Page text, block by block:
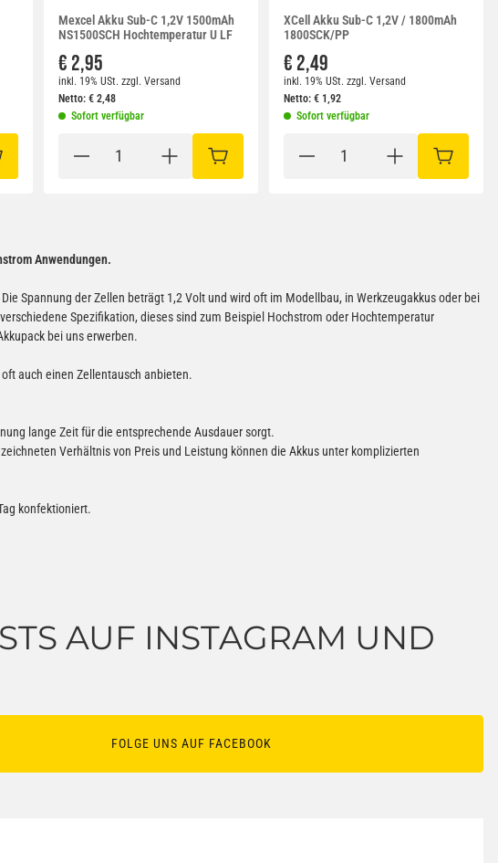
DEN WARENKORB
Mexcel Akku Sub-C 1,2V 1500mAh
NS1500SCH Hochtemperatur U LF
€ 2,95
inkl. 19% USt. zzgl. Versand
Netto: € 2,48
Sofort verfügbar
IN DEN WARENKORB
XCell Akku Sub-C 1,2V / 1800mAh
1800SCK/PP
€ 2,49
inkl. 19% USt. zzgl. Versand
Netto: € 1,92
Sofort verfügbar
IN DEN
Anwendungen.
Spannung der Zellen beträgt 1,2 Volt und wird oft im Modellbau, in Werkzeugakkus oder bei
Spezifikation, dieses sind zum Beispiel Hochstrom oder Hochtemperatur
bei uns erwerben.
auch einen Zellentausch anbieten.
lange Zeit für die entsprechende Ausdauer sorgt.
Verhältnis von Preis und Leistung können die Akkus unter komplizierten
konfektioniert.
AUF INSTAGRAM UND
FOLGE UNS AUF FACEBOOK